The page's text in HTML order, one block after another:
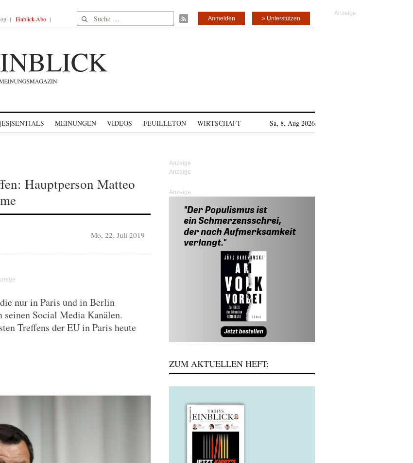
Einblick-Abo Suche nach: » Unterstützen
Anmelden
MEINUNGEN VIDEOS FEUILLETON WIRTSCHAFT Sa, 8. Aug 2026
Hauptperson Matteo
Mo, 22. Juli 2019
nur in Paris und in Berlin
Social Media Kanälen.
Treffens der EU in Paris heute
Anzeige
ZUM AKTUELLEN HEFT: